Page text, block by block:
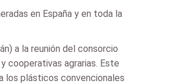
en España y en toda la
a la reunión del consorcio
cooperativas agrarias. Este
los plásticos convencionales